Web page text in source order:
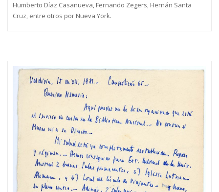
Humberto Díaz Casanueva, Fernando Zegers, Hernán Santa
Cruz, entre otros por Nueva York.